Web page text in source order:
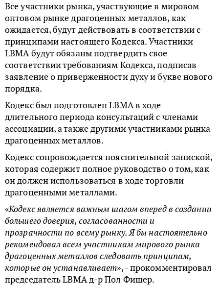
Все участники рынка, участвующие в мировом
оптовом рынке драгоценных металлов, как
ожидается, будут действовать в соответствии с
принципами настоящего Кодекса. Участники
LBMA будут обязаны подтвердить свое
соответствии требованиям Кодекса, подписав
заявление о приверженности духу и букве нового
порядка.
Кодекс был подготовлен LBMA в ходе
длительного периода консультаций с членами
ассоциации, а также другими участниками рынка
драгоценных металлов.
Кодекс сопровождается пояснительной запиской,
которая содержит полное руководство о том, как
он должен использоваться в ходе торговли
драгоценными металлами.
«Кодекс является важным шагом вперед в создании
большего доверия, согласованности и
прозрачности по всему рынку. Я бы настоятельно
рекомендовал всем участникам мирового рынка
драгоценных металлов следовать принципам,
которые он устанавливает», - прокомментировал
председатель LBMA д-р Пол Фишер.